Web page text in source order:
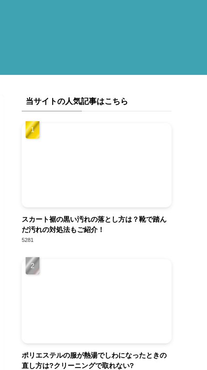
当サイトの人気記事はこちら
スカート裾の黒い汚れの落とし方は？靴で踏ん
だ汚れの対処法もご紹介！
5281
ポリエステルの服が熱湯でしわになったときの
直し方は?クリーニングで取れない?